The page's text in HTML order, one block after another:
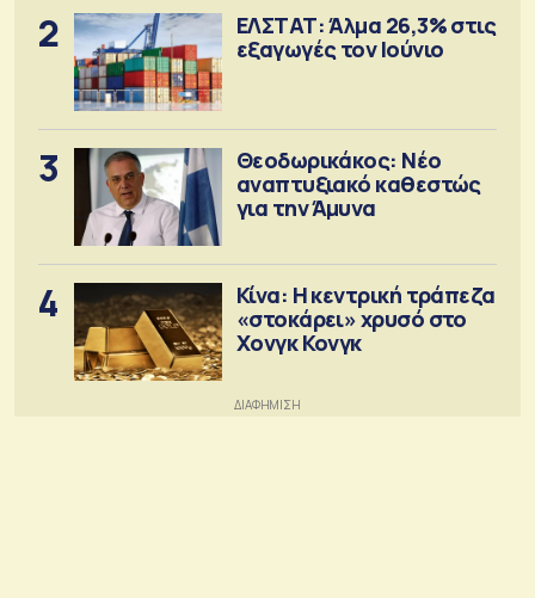
2
ΕΛΣΤΑΤ: Άλμα 26,3% στις
εξαγωγές τον Ιούνιο
3
Θεοδωρικάκος: Νέο
αναπτυξιακό καθεστώς
για την Άμυνα
4
Κίνα: Η κεντρική τράπεζα
«στοκάρει» χρυσό στο
Χονγκ Κονγκ